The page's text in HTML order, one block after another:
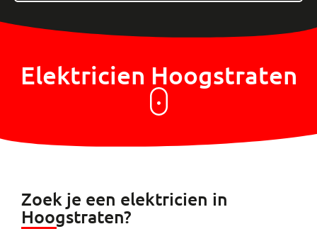
Elektricien Hoogstraten
Zoek je een elektricien in
Hoogstraten?